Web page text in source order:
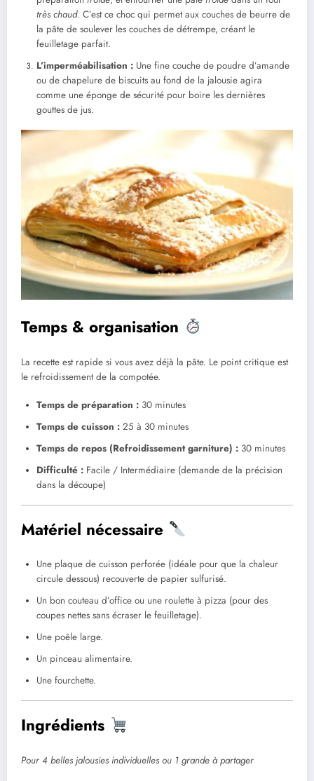
très chaud. C’est ce choc qui permet aux couches de beurre de
la pâte de soulever les couches de détrempe, créant le
feuilletage parfait.
L’imperméabilisation : Une fine couche de poudre d’amande
ou de chapelure de biscuits au fond de la jalousie agira
comme une éponge de sécurité pour boire les dernières
gouttes de jus.
Temps & organisation
La recette est rapide si vous avez déjà la pâte. Le point critique est
le refroidissement de la compotée.
Temps de préparation : 30 minutes
Temps de cuisson : 25 à 30 minutes
Temps de repos (Refroidissement garniture) : 30 minutes
Difficulté : Facile / Intermédiaire (demande de la précision
dans la découpe)
Matériel nécessaire
Une plaque de cuisson perforée (idéale pour que la chaleur
circule dessous) recouverte de papier sulfurisé.
Un bon couteau d’office ou une roulette à pizza (pour des
coupes nettes sans écraser le feuilletage).
Une poêle large.
Un pinceau alimentaire.
Une fourchette.
Ingrédients
Pour 4 belles jalousies individuelles ou 1 grande à partager